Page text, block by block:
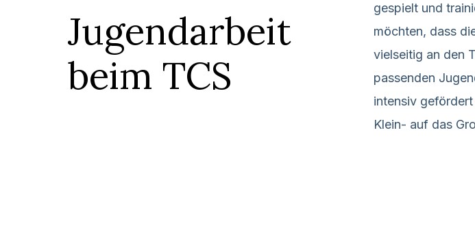
Jugendarbeit
beim TCS
gespielt und
möchten, dass
vielseitig an den
passenden
intensiv
Klein- auf das